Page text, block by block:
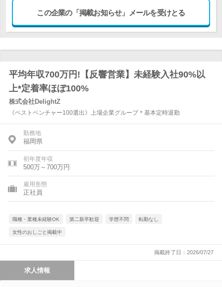
この企業の「掲載お知らせ」メールを受けとる
平均年収700万円!【反響営業】未経験入社90%以
上*定着率ほぼ100%
株式会社DelightZ
《ベストベンチャー100選出》上場企業グループ＊基本定時退勤
勤務地
福岡県
初年度年収
500万～700万円
雇用形態
正社員
職種・業種未経験OK 第二新卒歓迎 学歴不問 転勤なし
女性のおしごと掲載中
掲載終了日：2026/07/27
求人情報